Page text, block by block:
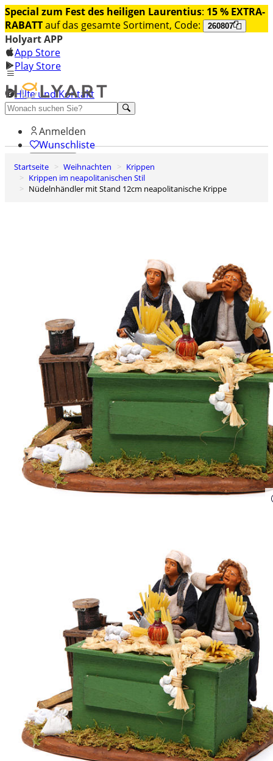
Special zum Fest des heiligen Laurentius: 15 % EXTRA-
RABATTauf das gesamte Sortiment, Code: 260807
Holyart APP
App Store
Play Store
Hilfe und Kontakt
Entdecken Sie Premium
Anmelden
Wunschliste
0
Warenkorb
Startseite Weihnachten
Krippen
Krippen im neapolitanischen Stil
Nüdelnhändler mit Stand 12cm neapolitanische Krippe